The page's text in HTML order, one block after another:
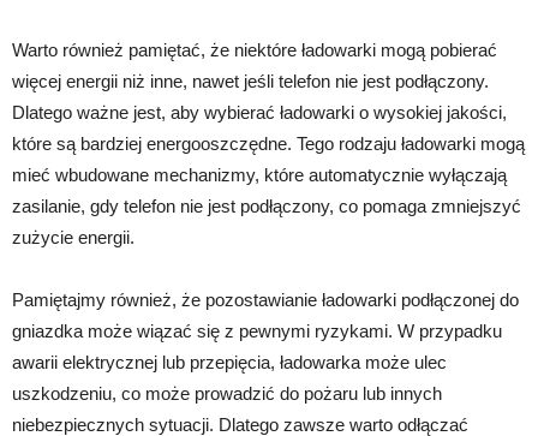
Warto również pamiętać, że niektóre ładowarki mogą pobierać
więcej energii niż inne, nawet jeśli telefon nie jest podłączony.
Dlatego ważne jest, aby wybierać ładowarki o wysokiej jakości,
które są bardziej energooszczędne. Tego rodzaju ładowarki mogą
mieć wbudowane mechanizmy, które automatycznie wyłączają
zasilanie, gdy telefon nie jest podłączony, co pomaga zmniejszyć
zużycie energii.
Pamiętajmy również, że pozostawianie ładowarki podłączonej do
gniazdka może wiązać się z pewnymi ryzykami. W przypadku
awarii elektrycznej lub przepięcia, ładowarka może ulec
uszkodzeniu, co może prowadzić do pożaru lub innych
niebezpiecznych sytuacji. Dlatego zawsze warto odłączać